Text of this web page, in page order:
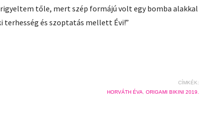
tőle, mert szép formájú volt egy bomba alakkal
terhesség és szoptatás mellett Évi!”
CÍMKÉK:
HORVÁTH ÉVA
ORIGAMI BIKINI 2019.